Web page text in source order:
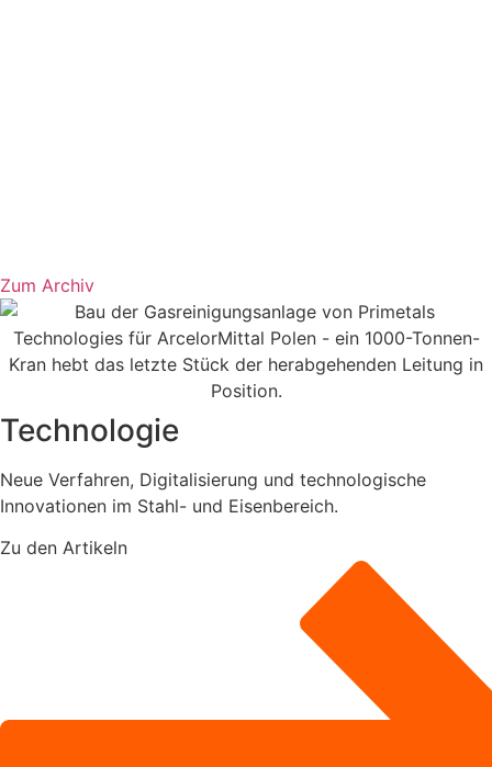
Zum Archiv
Technologie
Neue Verfahren, Digitalisierung und technologische
Innovationen im Stahl- und Eisenbereich.
Zu den Artikeln